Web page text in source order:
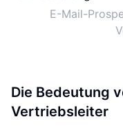
E-Mail-
Die Bedeutung
Vertriebsleiter